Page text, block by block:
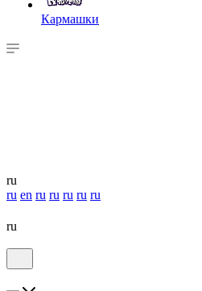
Кармашки
ru
ru en ru ru ru ru ru
ru